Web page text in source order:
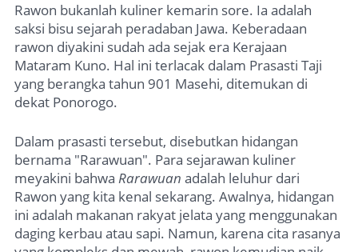
Rawon bukanlah kuliner kemarin sore. Ia adalah
saksi bisu sejarah peradaban Jawa. Keberadaan
rawon diyakini sudah ada sejak era Kerajaan
Mataram Kuno. Hal ini terlacak dalam Prasasti Taji
yang berangka tahun 901 Masehi, ditemukan di
dekat Ponorogo.
Dalam prasasti tersebut, disebutkan hidangan
bernama "Rarawuan". Para sejarawan kuliner
meyakini bahwa Rarawuan adalah leluhur dari
Rawon yang kita kenal sekarang. Awalnya, hidangan
ini adalah makanan rakyat jelata yang menggunakan
daging kerbau atau sapi. Namun, karena cita rasanya